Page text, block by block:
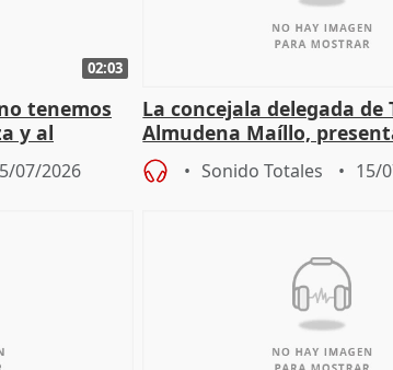
02:03
tenemos
y al
07/2026
La concejala delegada de
Almudena Maíllo,
'Nuevas comedias
Sonido Totales 15/